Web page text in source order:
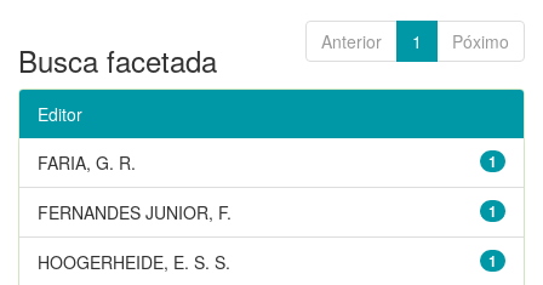
Anterior 1 Póximo
Busca facetada
Editor
1
FARIA, G. R.
1
FERNANDES JUNIOR, F.
1
HOOGERHEIDE, E. S. S.